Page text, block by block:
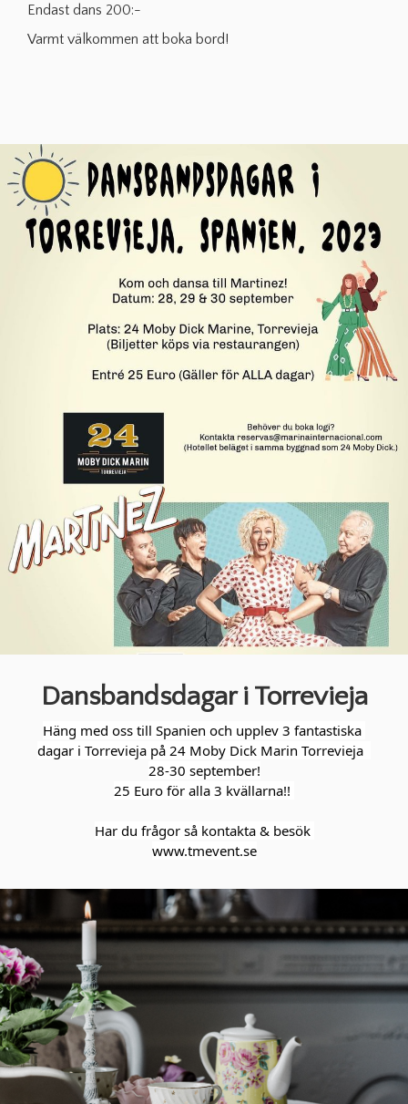
Endast dans 200:-
Varmt välkommen att boka bord!
Dansbandsdagar i Torrevieja
Häng med oss till Spanien och upplev 3 fantastiska
dagar i Torrevieja på 24 Moby Dick Marin Torrevieja
28-30 september!
25 Euro för alla 3 kvällarna!!
Har du frågor så kontakta & besök
www.tmevent.se